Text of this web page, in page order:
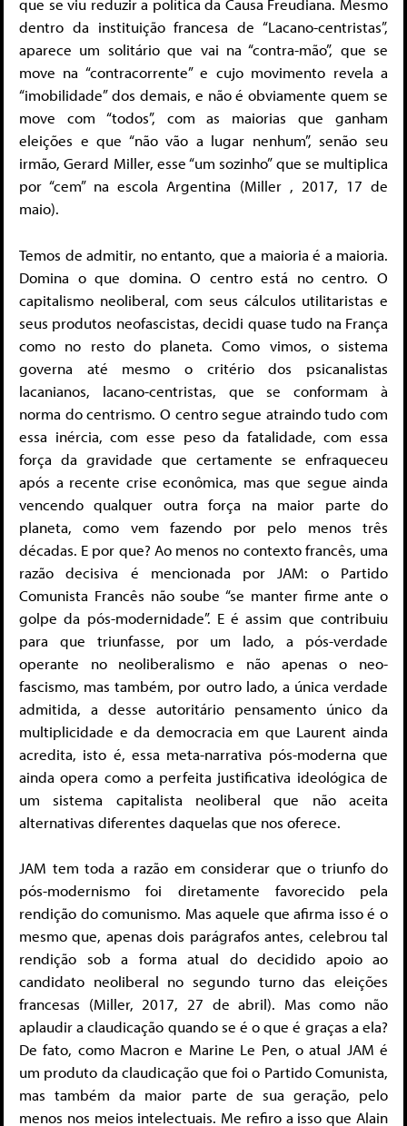
que se viu reduzir a política da Causa Freudiana. Mesmo
dentro da instituição francesa de “Lacano-centristas”,
aparece um solitário que vai na “contra-mão”, que se
move na “contracorrente” e cujo movimento revela a
“imobilidade” dos demais, e não é obviamente quem se
move com “todos”, com as maiorias que ganham
eleições e que “não vão a lugar nenhum”, senão seu
irmão, Gerard Miller, esse “um sozinho” que se multiplica
por “cem” na escola Argentina (Miller , 2017, 17 de
maio).
Temos de admitir, no entanto, que a maioria é a maioria.
Domina o que domina. O centro está no centro. O
capitalismo neoliberal, com seus cálculos utilitaristas e
seus produtos neofascistas, decidi quase tudo na França
como no resto do planeta. Como vimos, o sistema
governa até mesmo o critério dos psicanalistas
lacanianos, lacano-centristas, que se conformam à
norma do centrismo. O centro segue atraindo tudo com
essa inércia, com esse peso da fatalidade, com essa
força da gravidade que certamente se enfraqueceu
após a recente crise econômica, mas que segue ainda
vencendo qualquer outra força na maior parte do
planeta, como vem fazendo por pelo menos três
décadas. E por que? Ao menos no contexto francês, uma
razão decisiva é mencionada por JAM: o Partido
Comunista Francês não soube “se manter firme ante o
golpe da pós-modernidade”. E é assim que contribuiu
para que triunfasse, por um lado, a pós-verdade
operante no neoliberalismo e não apenas o neo-
fascismo, mas também, por outro lado, a única verdade
admitida, a desse autoritário pensamento único da
multiplicidade e da democracia em que Laurent ainda
acredita, isto é, essa meta-narrativa pós-moderna que
ainda opera como a perfeita justificativa ideológica de
um sistema capitalista neoliberal que não aceita
alternativas diferentes daquelas que nos oferece.
JAM tem toda a razão em considerar que o triunfo do
pós-modernismo foi diretamente favorecido pela
rendição do comunismo. Mas aquele que afirma isso é o
mesmo que, apenas dois parágrafos antes, celebrou tal
rendição sob a forma atual do decidido apoio ao
candidato neoliberal no segundo turno das eleições
francesas (Miller, 2017, 27 de abril). Mas como não
aplaudir a claudicação quando se é o que é graças a ela?
De fato, como Macron e Marine Le Pen, o atual JAM é
um produto da claudicação que foi o Partido Comunista,
mas também da maior parte de sua geração, pelo
menos nos meios intelectuais. Me refiro a isso que Alain